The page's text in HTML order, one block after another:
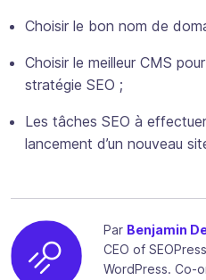
Choisir le bon nom de
Choisir le meilleur CMS
stratégie SEO ;
Les tâches SEO à
lancement d’un nouveau
Par Benjamin
CEO of
WordPress. Co-